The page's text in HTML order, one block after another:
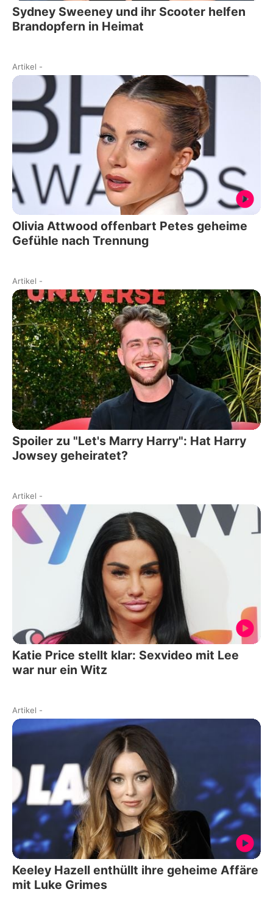
Sydney Sweeney und ihr Scooter helfen
Brandopfern in Heimat
Artikel -
Olivia Attwood offenbart Petes geheime
Gefühle nach Trennung
Artikel -
Spoiler zu "Let's Marry Harry": Hat Harry
Jowsey geheiratet?
Artikel -
Katie Price stellt klar: Sexvideo mit Lee
war nur ein Witz
Artikel -
Keeley Hazell enthüllt ihre geheime Affäre
mit Luke Grimes